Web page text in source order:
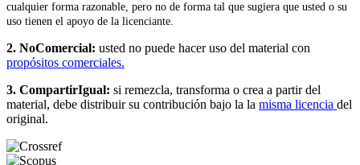
cualquier forma razonable, pero no de forma tal que sugiera que usted o su
uso tienen el apoyo de la licenciante.
2. NoComercial: usted no puede hacer uso del material con
propósitos comerciales.
3. CompartirIgual: si remezcla, transforma o crea a partir del
material, debe distribuir su contribución bajo la la misma licencia del
original.